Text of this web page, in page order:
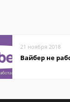
21 ноября 2018
Вайбер не